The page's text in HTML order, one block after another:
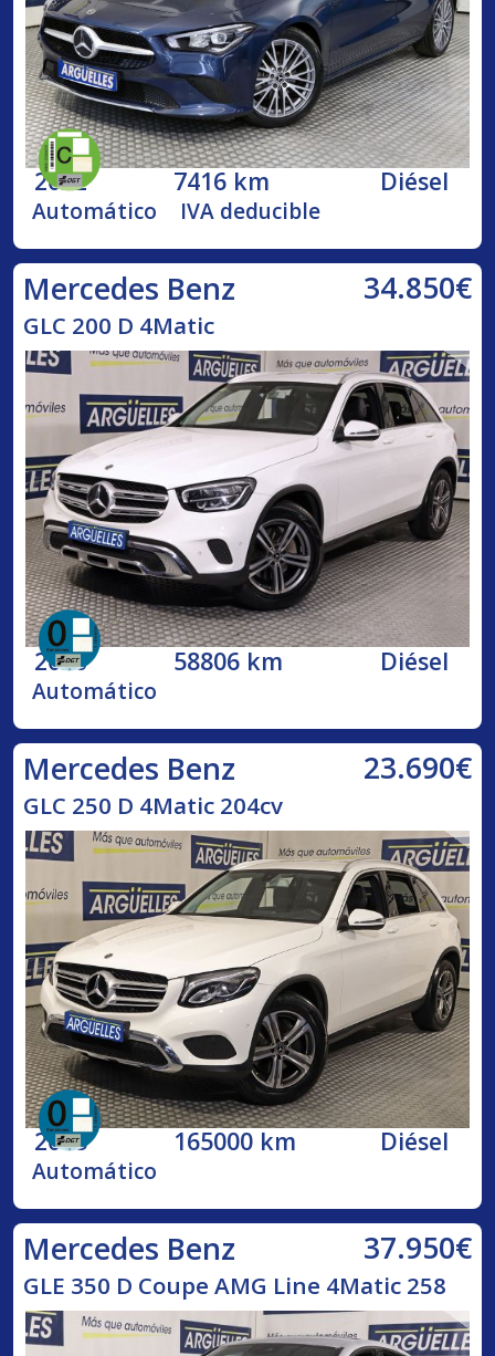
2022 7416 km Diésel
Automático IVA deducible
Mercedes Benz 34.850€
GLC 200 D 4Matic
2020 58806 km Diésel
Automático
Mercedes Benz 23.690€
GLC 250 D 4Matic 204cv
2018 165000 km Diésel
Automático
Mercedes Benz 37.950€
GLE 350 D Coupe AMG Line 4Matic 258